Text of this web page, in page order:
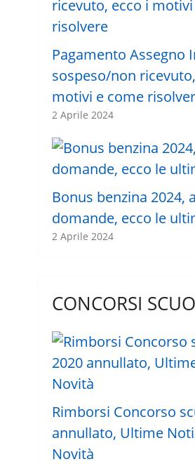
Pagamento Assegno
sospeso/non
motivi e come
2 Aprile 2024
Bonus benzina 2024,
domande, ecco le
2 Aprile 2024
CONCORSI
Rimborsi Concorso
annullato, Ultime
Novità